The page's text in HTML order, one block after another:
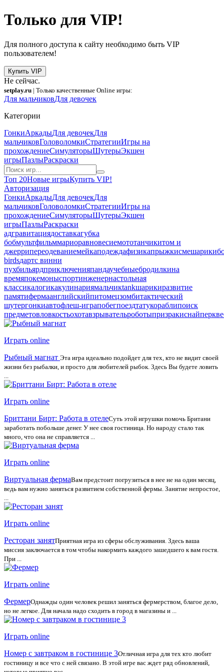
Только для VIP!
Для полного доступа к сайту необходимо быть VIP
пользователем!
Купить VIP
Не сейчас.
setplay.ru | Только качественные Online игры:
Для мальчиковДля девочек
Категории
ГонкиАркадыДля девочекДля
мальчиковГоловоломкиСтратегииИгры на
прохождениеСимуляторыШутерыЭкшен
игрыПазлыРаскраски
Топ 20Новые игрыКупить VIP!
Авторизация
ГонкиАркадыДля девочекДля
мальчиковГоловоломкиСтратегииИгры на
прохождениеСимуляторыШутерыЭкшен
игрыПазлыРаскраски
адгравитациядоставкагубка
бобмультфильммариоравновесиемототанчикитом и
джеррипереодеваниемейкаподеждафизикапрыжкисмешарики
birdsдартс винни
пухбильярдприключенияпандаучебныебродилкина
времяпокемоныспортинженернастольная
классикалогикакулинариямальчикtankшарикиразвитие
памятифермаанглийскийпитомецзомбитактический
шутергонкиавтофлеш-играпобегпоездтатукораблипоиск
предметовловкостьохотавзрывательроботыпризракиснайпер
Играть online
Рыбный магнат Эта игра идеально подойдет для тех, кто не видит своей
жизни без рыбалки, и просто для любителей рыбок. Здесь Вы будете ловить
Играть online
Бриттани Бирт: Работа в отелеСуть этой игрушки помочь Британи
заработать побольше денег. У нее своя гостиница. Но народу стало так
много, что она не справляется ...
Играть online
Виртуальная фермаВам предстоит погрузиться в нее не на один месяц,
ведь вам нужно заняться развитием собственной фермы. Занятие непростое,
Играть online
Ресторан занятПриятная игра из сферы обслуживания. Здесь ваша
миссия заключается в том чтобы накормить каждого зашедшего к вам гостя.
При ...
Играть online
ФермерОднажды один человек решил заняться фермерством, благое дело,
но не легкое. Для начала надо сходить в город в магазины и ...
Играть online
Номер с завтраком в гостинице 3Отличная игра для тех кто любит
гостиницу и все что с ней связано. В этой игре вас ждет ряд обновлений,